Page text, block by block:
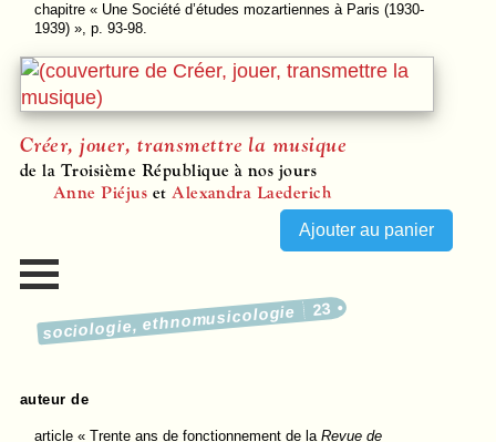
chapitre« Une Société d’études mozartiennes à Paris (1930-
1939) », p. 93-98.
Créer, jouer, transmettre la musique
de la Troisième République à nos jours
Anne Piéjus etAlexandra Laederich
sociologie, ethnomusicologie 23
auteur de
article« Trente ans de fonctionnement de la Revue de